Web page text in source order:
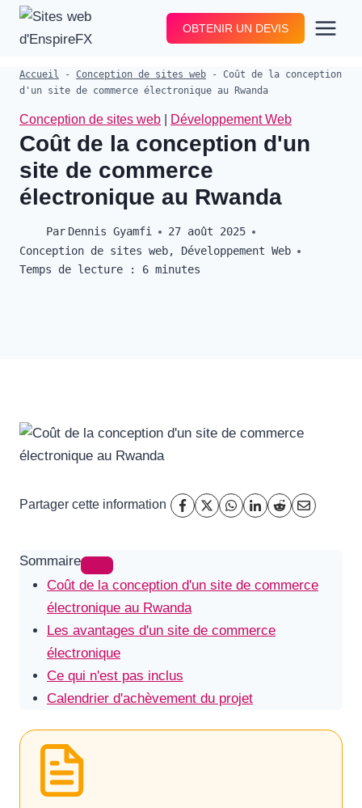
Aller
OBTENIR UN DEVIS
Accueil - Conception de sites web - Coût de la conception
d'un site de commerce électronique au Rwanda
Conception de sites web Développement Web
Coût de la conception d'un
site de commerce
électronique au Rwanda
Par Dennis Gyamfi
27 août 2025
Conception de sites web, Développement Web
Temps de lecture :
6 minutes
Partager cette information
Sommaire
Coût de la conception d'un site de commerce
électronique au Rwanda
Les avantages d'un site de commerce
électronique
Ce qui n'est pas inclus
Calendrier d'achèvement du projet